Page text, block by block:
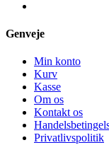
Genveje
Min konto
Kurv
Kasse
Om os
Kontakt os
Privatlivspolitik